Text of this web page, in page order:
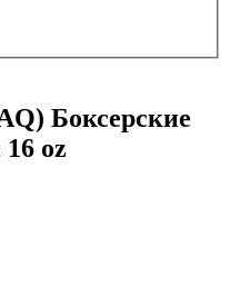
Боксерские
oz